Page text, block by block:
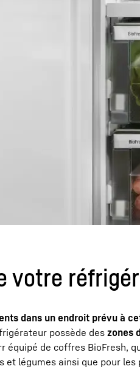
votre
dans un endroit prévu à
possède deszones
équipé de coffres BioFresh,
légumes ainsi que pour